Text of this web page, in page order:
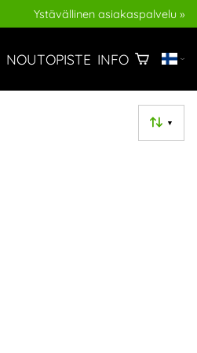
Ystävällinen asiakaspalvelu »
NOUTOPISTE INFO
▼